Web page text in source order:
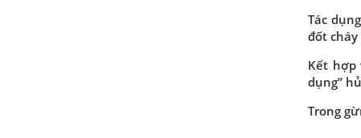
Tác
đốt
Kết hợp
dụng”
Trong